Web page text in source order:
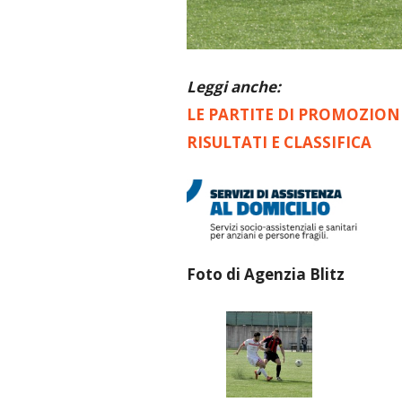
Leggi anche:
LE PARTITE DI
RISULTATI E CLASSIFICA
Foto di Agenzia Blitz